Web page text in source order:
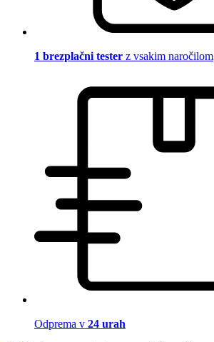
1 brezplačni tester z vsakim naročilom
Odprema v 24 urah